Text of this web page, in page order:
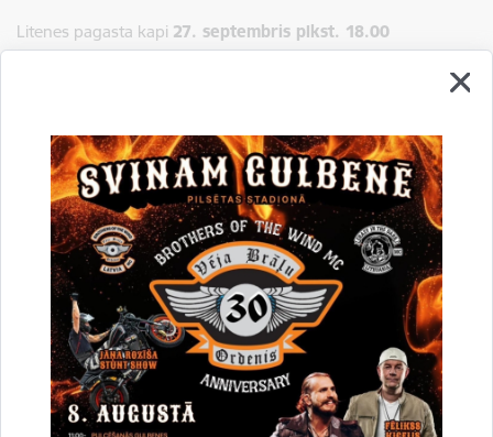
Litenes pagasta kapi 27. septembris plkst. 18.00
Stāmerienas pagasta kapi12. septembris plkst. 19.00
Stradu pagasts, Pededzes kapi26. septembris plkst. 18.00
Tirzas pagasts, Kancēna kapi6. septembris plkst. 18.00
Saistītas tēmas
Aktualitātes: Sabiedrība Kapusvētki 2026